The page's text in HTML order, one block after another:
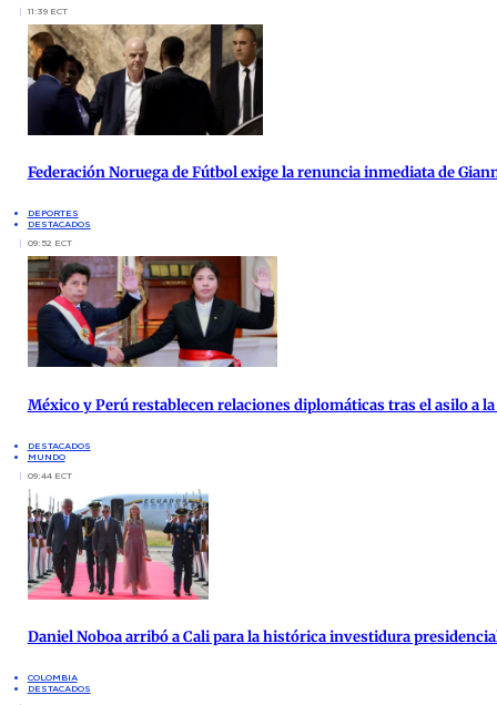
11:39 ECT
Federación Noruega de Fútbol exige la renuncia inmediata de
DEPORTES
DESTACADOS
09:52 ECT
México y Perú restablecen relaciones diplomáticas tras el asilo a
DESTACADOS
MUNDO
09:44 ECT
Daniel Noboa arribó a Cali para la histórica investidura
COLOMBIA
DESTACADOS